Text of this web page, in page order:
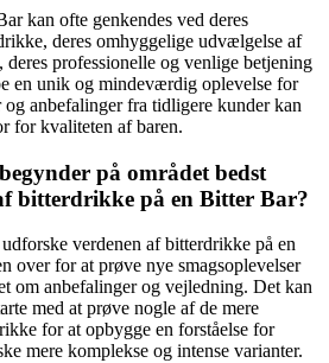
kan ofte genkendes ved deres
deres omhyggelige udvælgelse af
professionelle og venlige betjening
en unik og mindeværdig oplevelse for
og anbefalinger fra tidligere kunder kan
for kvaliteten af baren.
på området bedst
bitterdrikke på en Bitter Bar?
verdenen af bitterdrikke på en
over for at prøve nye smagsoplevelser
om anbefalinger og vejledning. Det kan
med at prøve nogle af de mere
for at opbygge en forståelse for
mere komplekse og intense varianter.